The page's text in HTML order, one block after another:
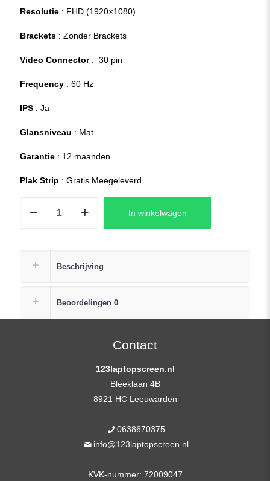
Resolutie : FHD (1920×1080)
Brackets : Zonder Brackets
Video Connector: 30 pin
Frequency : 60 Hz
IPS : Ja
Glansniveau : Mat
Garantie : 12 maanden
Plak Strip : Gratis Meegeleverd
LCD
In winkelwagen
Beschrijving
Beoordelingen 0
Contact
123laptopscreen.nl
Bleeklaan 4B
8921 HC Leeuwarden
0638670375
info@123laptopscreen.nl
KVK-nummer: 72009047